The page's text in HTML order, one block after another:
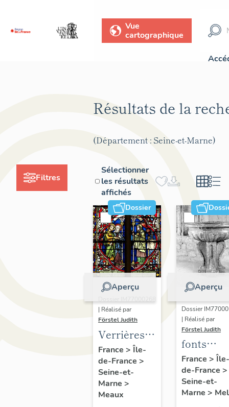
Vue
cartographique
Filtres
Résultats de la
(Département : Seine-et-Marne)
Sélectionner
les résultats
affichés
Dossier
Aperçu
| Réalisé par
Förstel Judith
Verrières
de la
chapelle
axiale
France > Île-
de-France >
Seine-et-
Marne >
Meaux
Aperçu
Dossier
| Réalisé par
Förstel Judith
fonts
France > Île-
de-France >
Seine-et-
Marne >